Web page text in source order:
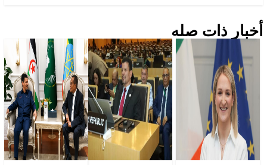
أخبار ذات صله